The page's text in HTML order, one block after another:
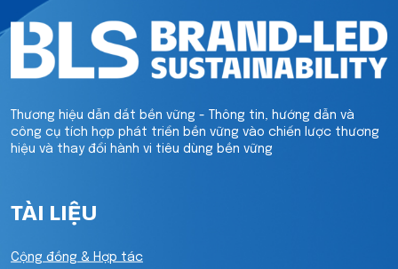
Thương hiệu dẫn dắt bền vững - Thông tin, hướng dẫn và
công cụ tích hợp phát triển bền vững vào chiến lược thương
hiệu và thay đổi hành vi tiêu dùng bền vững
TÀI LIỆU
Cộng đồng & Hợp tác